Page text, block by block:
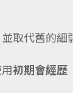
取代舊的細
初期會經歷